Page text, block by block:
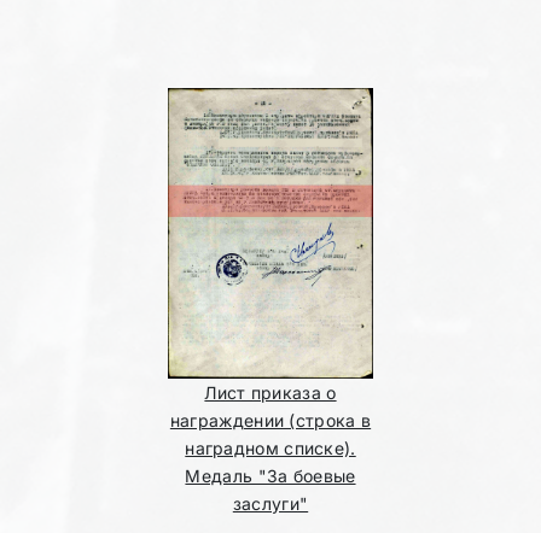
Лист приказа о
награждении (строка в
наградном списке).
Медаль "За боевые
заслуги"